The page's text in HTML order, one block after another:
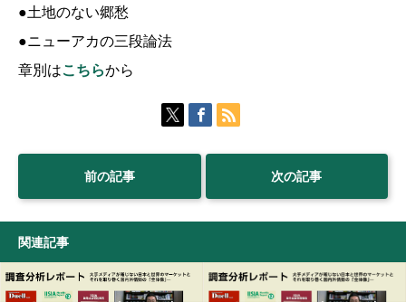
●土地のない郷愁
●ニューアカの三段論法
章別はこちらから
前の記事 次の記事
関連記事